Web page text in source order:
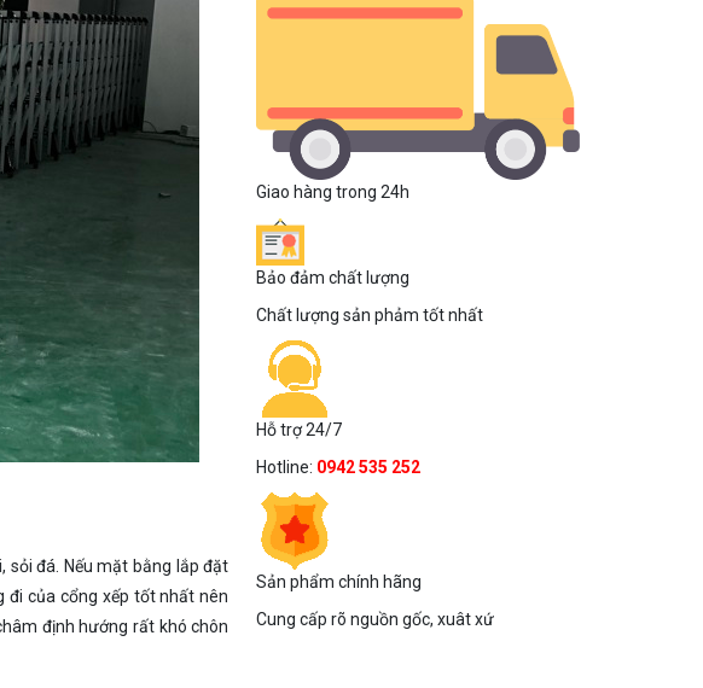
sỏi đá. Nếu mặt bằng lắp đặt
của cổng xếp tốt nhất nên
định hướng rất khó chôn
Giao hàng trong 24h
Bảo đảm chất lượng
Chất lượng sản phảm tốt nhất
Hỗ trợ 24/7
Hotline: 0942 535 252
Sản phẩm chính hãng
Cung cấp rõ nguồn gốc, xuât xứ